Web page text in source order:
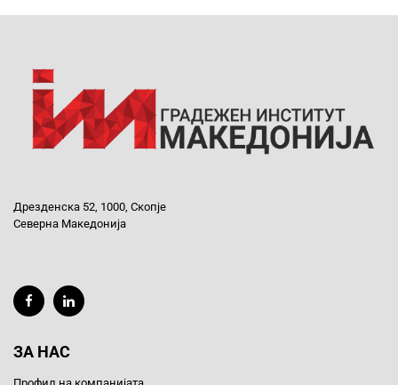
Дрезденска 52, 1000, Скопје
Северна Македонија
ЗА НАС